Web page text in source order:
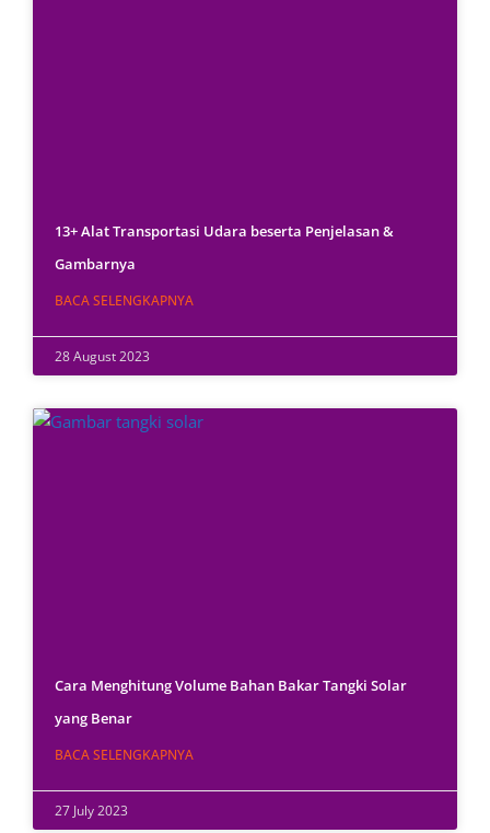
13+ Alat Transportasi Udara beserta Penjelasan &
Gambarnya
BACA SELENGKAPNYA
28 August 2023
Cara Menghitung Volume Bahan Bakar Tangki Solar
yang Benar
BACA SELENGKAPNYA
27 July 2023